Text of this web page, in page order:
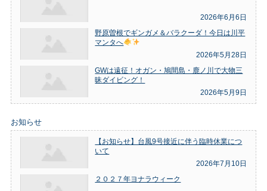
2026年6月6日
野原曽根でギンガメ＆バラクーダ！今日は川平
マンタへ
2026年5月28日
GWは遠征！オガン・鳩間島・鹿ノ川で大物三
昧ダイビング！
2026年5月9日
お知らせ
【お知らせ】台風9号接近に伴う臨時休業につ
いて
2026年7月10日
２０２７年ヨナラウィーク